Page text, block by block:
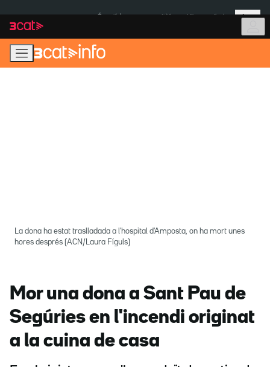
navegació
principal
contingut
Més
La dona ha estat traslladada a l'hospital d'Amposta, on ha mort unes
hores després (ACN/Laura Fíguls)
Mor una dona a Sant Pau de
Segúries en l'incendi originat
a la cuina de casa